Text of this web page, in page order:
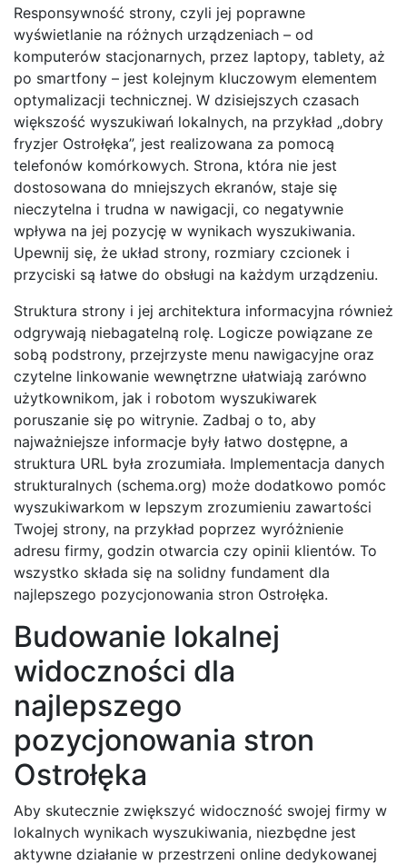
Responsywność strony, czyli jej poprawne
wyświetlanie na różnych urządzeniach – od
komputerów stacjonarnych, przez laptopy, tablety, aż
po smartfony – jest kolejnym kluczowym elementem
optymalizacji technicznej. W dzisiejszych czasach
większość wyszukiwań lokalnych, na przykład „dobry
fryzjer Ostrołęka”, jest realizowana za pomocą
telefonów komórkowych. Strona, która nie jest
dostosowana do mniejszych ekranów, staje się
nieczytelna i trudna w nawigacji, co negatywnie
wpływa na jej pozycję w wynikach wyszukiwania.
Upewnij się, że układ strony, rozmiary czcionek i
przyciski są łatwe do obsługi na każdym urządzeniu.
Struktura strony i jej architektura informacyjna również
odgrywają niebagatelną rolę. Logicze powiązane ze
sobą podstrony, przejrzyste menu nawigacyjne oraz
czytelne linkowanie wewnętrzne ułatwiają zarówno
użytkownikom, jak i robotom wyszukiwarek
poruszanie się po witrynie. Zadbaj o to, aby
najważniejsze informacje były łatwo dostępne, a
struktura URL była zrozumiała. Implementacja danych
strukturalnych (schema.org) może dodatkowo pomóc
wyszukiwarkom w lepszym zrozumieniu zawartości
Twojej strony, na przykład poprzez wyróżnienie
adresu firmy, godzin otwarcia czy opinii klientów. To
wszystko składa się na solidny fundament dla
najlepszego pozycjonowania stron Ostrołęka.
Budowanie lokalnej
widoczności dla
najlepszego
pozycjonowania stron
Ostrołęka
Aby skutecznie zwiększyć widoczność swojej firmy w
lokalnych wynikach wyszukiwania, niezbędne jest
aktywne działanie w przestrzeni online dedykowanej